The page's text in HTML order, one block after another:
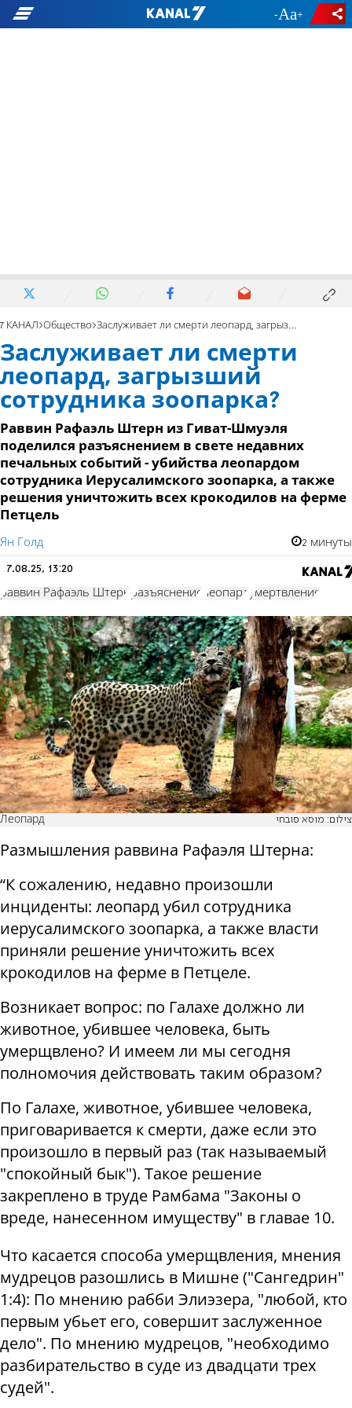
- +
7 КАНАЛ Общество Заслуживает ли смерти леопард, загрызший сотрудника зоопарка?
Заслуживает ли смерти
леопард, загрызший
сотрудника зоопарка?
Раввин Рафаэль Штерн из Гиват-Шмуэля
поделился разъяснением в свете недавних
печальных событий - убийства леопардом
сотрудника Иерусалимского зоопарка, а также
решения уничтожить всех крокодилов на ферме
Петцель
Ян Голд 2 минуты
7.08.25, 13:20
раввин Рафаэль Штерн разъяснение леопард умертвление
Леопард צילום: מוסא סובחי
Размышления раввина Рафаэля Штерна:
“К сожалению, недавно произошли
инциденты: леопард убил сотрудника
иерусалимского зоопарка, а также власти
приняли решение уничтожить всех
крокодилов на ферме в Петцеле.
Возникает вопрос: по Галахе должно ли
животное, убившее человека, быть
умерщвлено? И имеем ли мы сегодня
полномочия действовать таким образом?
По Галахе, животное, убившее человека,
приговаривается к смерти, даже если это
произошло в первый раз (так называемый
"спокойный бык"). Такое решение
закреплено в труде Рамбама "Законы о
вреде, нанесенном имуществу" в главае 10.
Что касается способа умерщвления, мнения
мудрецов разошлись в Мишне ("Сангедрин"
1:4): По мнению рабби Элиэзера, "любой, кто
первым убьет его, совершит заслуженное
дело". По мнению мудрецов, "необходимо
разбирательство в суде из двадцати трех
судей".